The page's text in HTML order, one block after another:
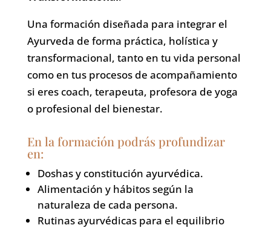
Una formación diseñada para integrar el
Ayurveda de forma práctica, holística y
transformacional, tanto en tu vida personal
como en tus procesos de acompañamiento
si eres coach, terapeuta, profesora de yoga
o profesional del bienestar.
En la formación podrás profundizar
en:
Doshas y constitución ayurvédica.
Alimentación y hábitos según la
naturaleza de cada persona.
Rutinas ayurvédicas para el equilibrio